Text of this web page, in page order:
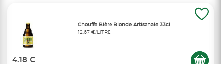
Chouffe Bière Blonde Artisanale 33cl
12,67 €/LITRE
4.18 €